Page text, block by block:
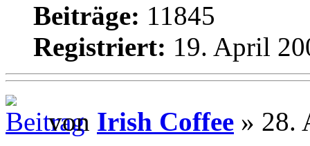
Beiträge: 11845
Registriert: 19. April
von Irish Coffee » 28.